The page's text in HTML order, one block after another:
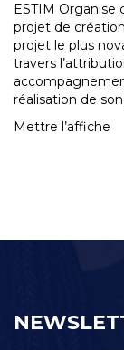
ESTIM Organise
projet de
projet le plus
travers
réalisation de
Mettre l’affiche